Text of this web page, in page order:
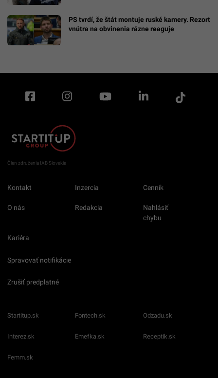
PS tvrdí, že štát montuje ruské kamery. Rezort
vnútra na obvinenia rázne reaguje
Člen združenia IAB Slovakia
Kontakt Inzercia Cenník
O nás Redakcia
Nahlásiť
chybu
Kariéra
Spravovať notifikácie
Zrušiť predplatné
Startitup.sk Fontech.sk Odzadu.sk
Interez.sk Emefka.sk Receptik.sk
Femm.sk